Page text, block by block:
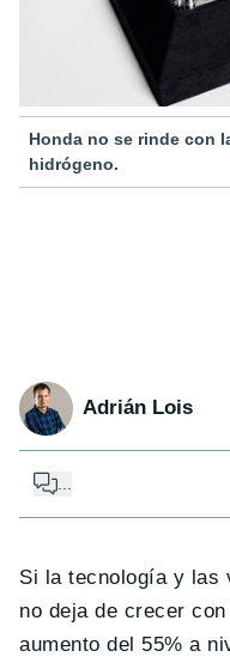
Honda no se rinde con
hidrógeno.
Adrián Lois
Si la tecnología y las
no deja de crecer
aumento del 55% a